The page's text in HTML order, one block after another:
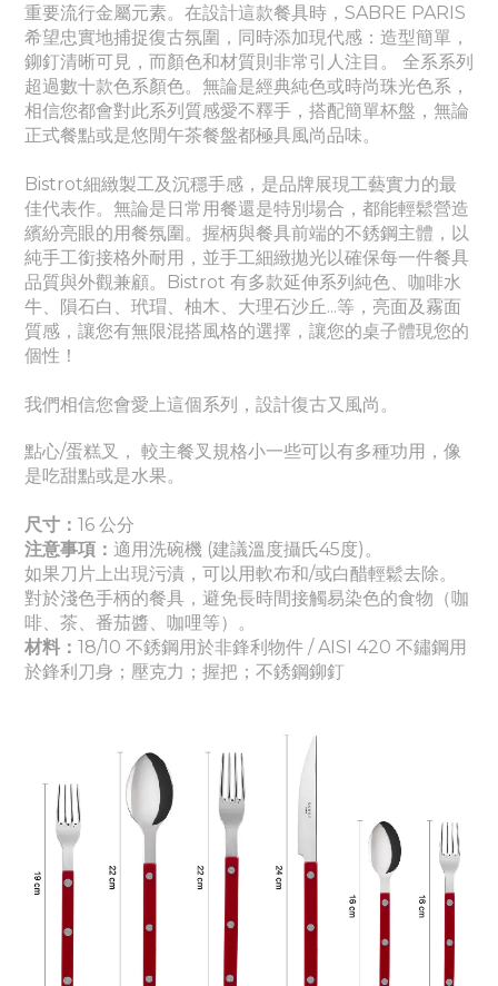
重要流行金屬元素。 在設計這款餐具時，SABRE PARIS
希望忠實地捕捉復古氛圍，同時添加現代感：造型簡單，
鉚釘清晰可見，而顏色和材質則非常引人注目。 全系系列
超過數十款色系顏色。無論是經典純色或時尚珠光色系，
相信您都會對此系列質感愛不釋手，搭配簡單杯盤，無論
正式餐點或是悠閒午茶餐盤都極具風尚品味。
Bistrot細緻製工及沉穩手感，是品牌展現工藝實力的最
佳代表作。 無論是日常用餐還是特別場合，都能輕鬆營造
繽紛亮眼的用餐氛圍。 握柄與餐具前端的不銹鋼主體，以
純手工銜接格外耐用，並手工細緻拋光以確保每一件餐具
品質與外觀兼顧。Bistrot 有多款延伸系列純色、 咖啡水
牛、隕石白、玳瑁、柚木、大理石沙丘...等，亮面及霧面
質感 ，讓您有無限混搭風格的選擇，讓您的桌子體現您的
個性！
我們相信您會愛上這個系列，設計復古又風尚。
點心/蛋糕叉， 較主餐叉規格小一些可以有多種功用，像
是吃甜點或是水果。
尺寸： 16 公分
注意事項： 適用洗碗機 (建議溫度攝氏45度)。
如果刀片上出現污漬，可以用軟布和/或白醋輕鬆去除。
對於淺色手柄的餐具，避免長時間接觸易染色的食物（咖
啡、茶、番茄醬、咖哩等）。
材料： 18/10 不銹鋼用於非鋒利物件 / AISI 420 不鏽鋼用
於鋒利刀身 ；壓克力 ；握把 ； 不銹鋼鉚釘